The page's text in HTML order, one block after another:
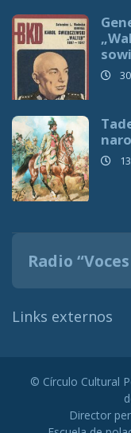
Radio
Links externos
© Círculo Cultural
Director